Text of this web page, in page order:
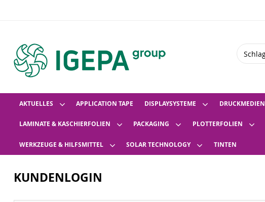
AKTUELLES APPLICATION TAPE DISPLAYSYSTEME DRUCKMEDIEN
LAMINATE & KASCHIERFOLIEN PACKAGING PLOTTERFOLIEN
WERKZEUGE & HILFSMITTEL SOLAR TECHNOLOGY TINTEN
KUNDENLOGIN